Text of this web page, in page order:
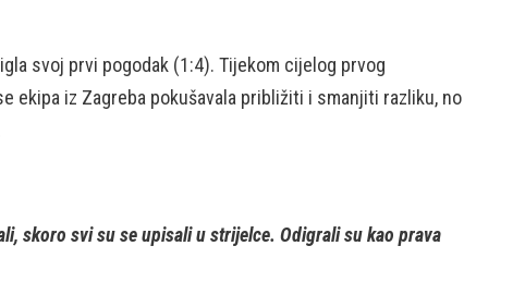
svoj prvi pogodak (1:4). Tijekom cijelog prvog
ekipa iz Zagreba pokušavala približiti i smanjiti razliku, no
skoro svi su se upisali u strijelce. Odigrali su kao prava